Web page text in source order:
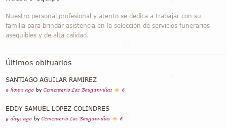
Nuestro personal profesional y atento se dedica a trabajar con su
familia para brindar asistencia en la selección de servicios funerarios
asequibles y de alta calidad.
Últimos obituarios
SANTIAGO AGUILAR RAMIREZ
9 hours ago by Cementerio Las Bouganvilias 6
EDDY SAMUEL LOPEZ COLINDRES
9 days ago by Cementerio Las Bouganvilias 6